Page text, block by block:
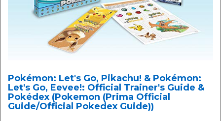
Pokémon: Let's Go, Pikachu! & Pokémon:
Let's Go, Eevee!: Official Trainer's Guide &
Pokédex (Pokemon (Prima Official
Guide/Official Pokedex Guide))